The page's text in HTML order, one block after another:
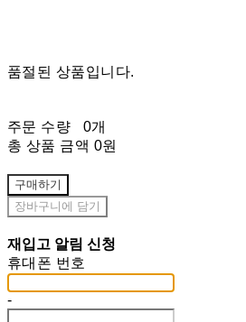
품절된 상품입니다.
주문 수량
0개
총 상품 금액 0원
구매하기
장바구니에 담기
재입고 알림 신청
휴대폰 번호
-